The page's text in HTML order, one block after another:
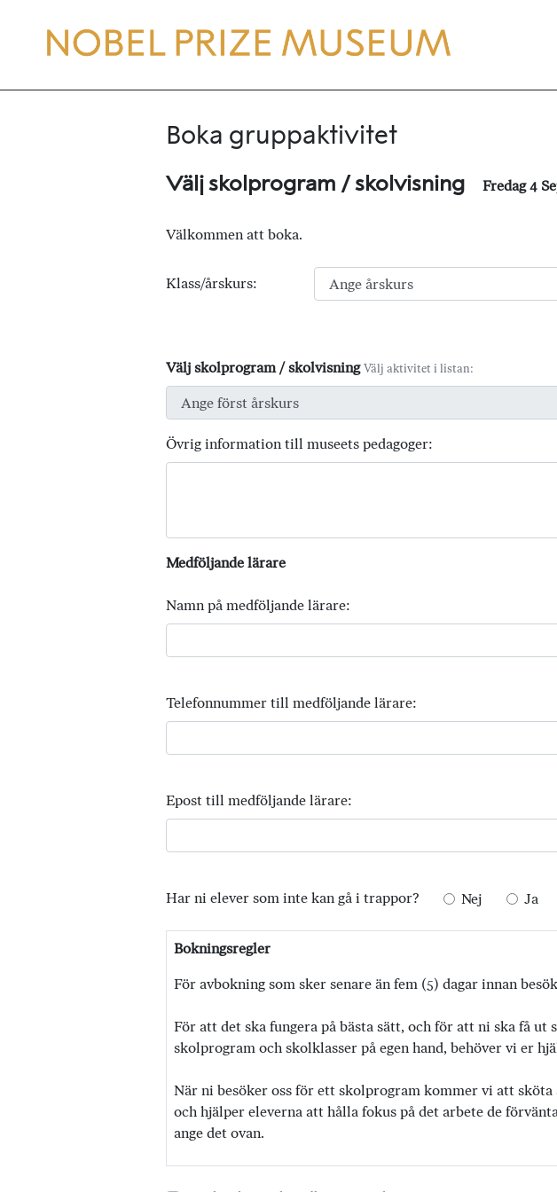
Boka gruppaktivitet
Välj skolprogram / skolvisning Fredag 4
Välkommen att boka.
Klass/årskurs:
Välj skolprogram / skolvisning Välj aktivitet i listan:
Övrig information till museets pedagoger:
Medföljande lärare
Namn på medföljande lärare:
Telefonnummer till medföljande lärare:
Epost till medföljande lärare:
Har ni elever som inte kan gå i trappor? Nej Ja
Bokningsregler
För avbokning som sker senare än fem (5) dagar innan
För att det ska fungera på bästa sätt, och för att ni ska få ut
skolprogram och skolklasser på egen hand, behöver vi er
När ni besöker oss för ett skolprogram kommer vi att
och hjälper eleverna att hålla fokus på det arbete de
ange det ovan.